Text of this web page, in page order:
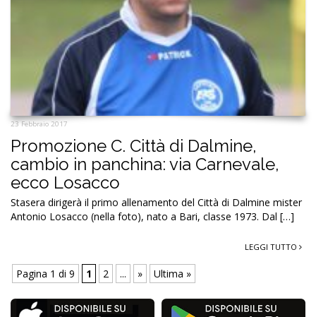
23 Febbraio 2017
Promozione C. Città di Dalmine,
cambio in panchina: via Carnevale,
ecco Losacco
Stasera dirigerà il primo allenamento del Città di Dalmine mister
Antonio Losacco (nella foto), nato a Bari, classe 1973. Dal […]
LEGGI TUTTO
Pagina 1 di 9 1 2 ... » Ultima »